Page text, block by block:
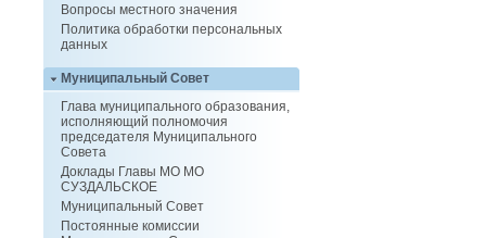
Вопросы местного значения
Политика обработки персональных
данных
Муниципальный Совет
Глава муниципального образования,
исполняющий полномочия
председателя Муниципального
Совета
Доклады Главы МО МО
СУЗДАЛЬСКОЕ
Муниципальный Совет
Постоянные комиссии